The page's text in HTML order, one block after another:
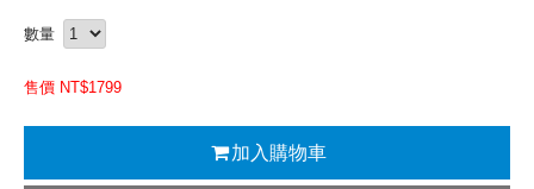
數量
售價 NT$1799
加入購物車